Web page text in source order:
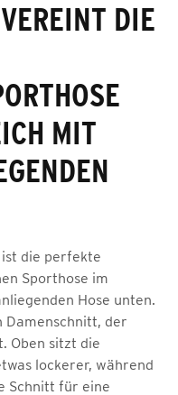
DIE
MIT
die perfekte
Sporthose im
Hose unten.
Damenschnitt, der
Oben sitzt die
lockerer, während
Schnitt für eine